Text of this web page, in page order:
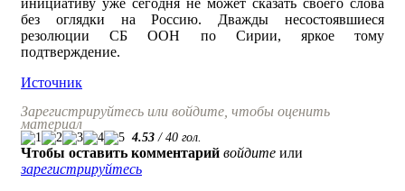
инициативу уже сегодня не может сказать своего слова
без оглядки на Россию. Дважды несостоявшиеся
резолюции СБ ООН по Сирии, яркое тому
подтверждение.
Источник
Зарегистрируйтесь или войдите, чтобы оценить
материал
4.53 / 40 гол.
Чтобы оставить комментарий войдите или
зарегистрируйтесь